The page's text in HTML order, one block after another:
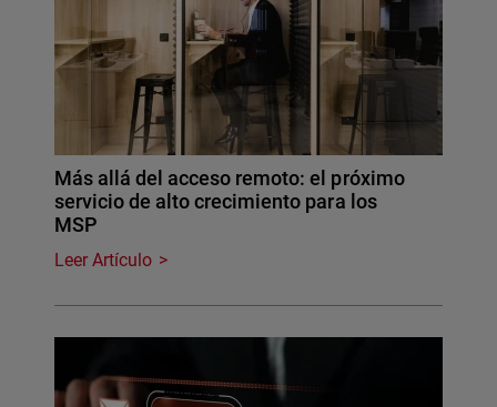
Más allá del acceso remoto: el próximo
servicio de alto crecimiento para los
MSP
Leer Artículo